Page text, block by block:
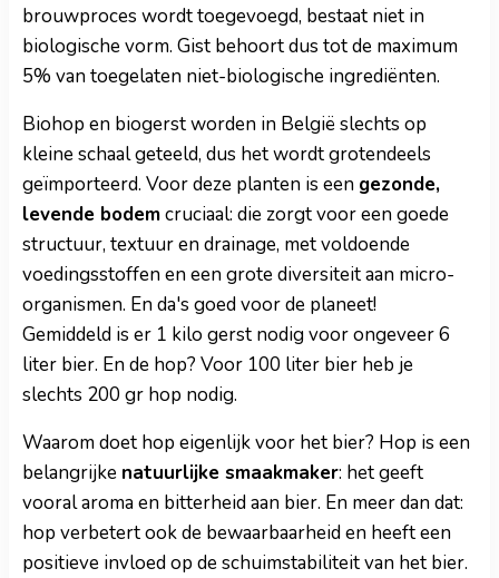
brouwproces wordt toegevoegd, bestaat niet in
biologische vorm. Gist behoort dus tot de maximum
5% van toegelaten niet-biologische ingrediënten.
Biohop en biogerst worden in België slechts op
kleine schaal geteeld, dus het wordt grotendeels
geïmporteerd. Voor deze planten is een gezonde,
levende bodemcruciaal: die zorgt voor een goede
structuur, textuur en drainage, met voldoende
voedingsstoffen en een grote diversiteit aan micro-
organismen. En da's goed voor de planeet!
Gemiddeld is er 1 kilo gerst nodig voor ongeveer 6
liter bier. En de hop? Voor 100 liter bier heb je
slechts 200 gr hop nodig.
Waarom doet hop eigenlijk voor het bier? Hop is een
belangrijke natuurlijke smaakmaker: het geeft
vooral aroma en bitterheid aan bier. En meer dan dat:
hop verbetert ook de bewaarbaarheid en heeft een
positieve invloed op de schuimstabiliteit van het bier.